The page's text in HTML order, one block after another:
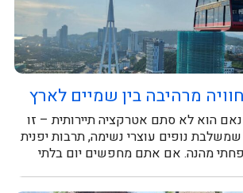
מרהיבה בין שמיים לארץ
הוא לא סתם אטרקציה תיירותית – זו
נופים עוצרי נשימה, תרבות יפנית
מהנה. אם אתם מחפשים יום בלתי